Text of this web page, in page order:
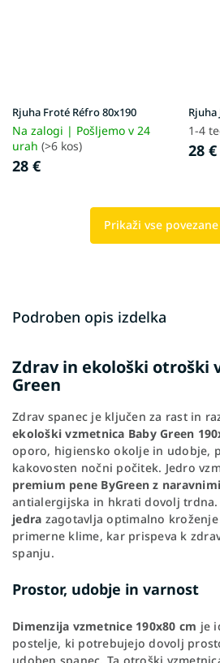
Rjuha Froté Réfro 80x190
Na zalogi | Pošljemo v 24
urah (>6 kos)
28 €
Rjuha
1-4
28 €
Prikaži vse
Podroben opis izdelka
Zdrav in ekološki otroški
Green
Zdrav spanec je ključen za rast in
ekološki vzmetnica Baby Green
oporo, higiensko okolje in udobje,
kakovosten nočni počitek. Jedro
premium pene ByGreen z
antialergijska in hkrati dovolj trdna.
jedra zagotavlja optimalno
primerne klime, kar prispeva k
spanju.
Prostor, udobje in varnost
Dimenzija vzmetnice 190x80 cm je
postelje, ki potrebujejo dovolj
udoben spanec. Ta otroški